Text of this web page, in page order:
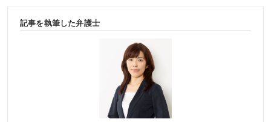
記事を執筆した弁護士